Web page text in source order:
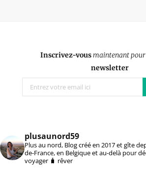
Inscrivez-vousmaintenant
newsletter
plusaunord59
Plus au nord, Blog créé en 2017 et gîte
de-France, en Belgique et au-delà pour
voyager 🧳 rêver